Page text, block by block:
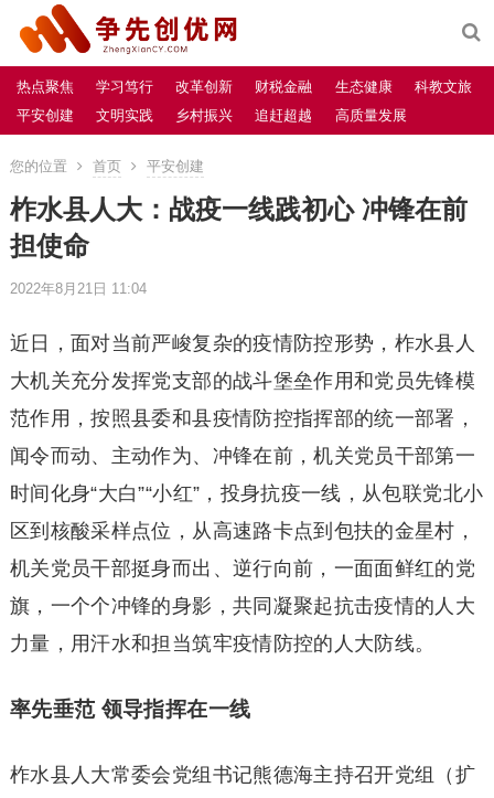
热点聚焦 学习笃行 改革创新 财税金融 生态健康
科教文旅
平安创建
文明实践 乡村振兴 追赶超越 高质量发展
您的位置 首页 平安创建
柞水县人大：战疫一线践初心 冲锋在前
担使命
2022年8月21日 11:04
近日，面对当前严峻复杂的疫情防控形势，柞水县人
大机关充分发挥党支部的战斗堡垒作用和党员先锋模
范作用，按照县委和县疫情防控指挥部的统一部署，
闻令而动、主动作为、冲锋在前，机关党员干部第一
时间化身“大白”“小红”，投身抗疫一线，从包联党北小
区到核酸采样点位，从高速路卡点到包扶的金星村，
机关党员干部挺身而出、逆行向前，一面面鲜红的党
旗，一个个冲锋的身影，共同凝聚起抗击疫情的人大
力量，用汗水和担当筑牢疫情防控的人大防线。
率先垂范 领导指挥在一线
柞水县人大常委会党组书记熊德海主持召开党组（扩